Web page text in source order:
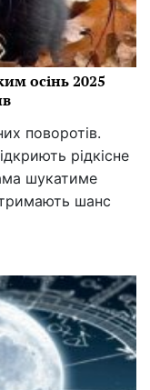
осінь 2025
поворотів.
рідкісне
шукатиме
шанс